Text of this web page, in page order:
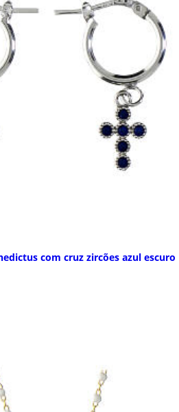
com cruz zircões azul escuro